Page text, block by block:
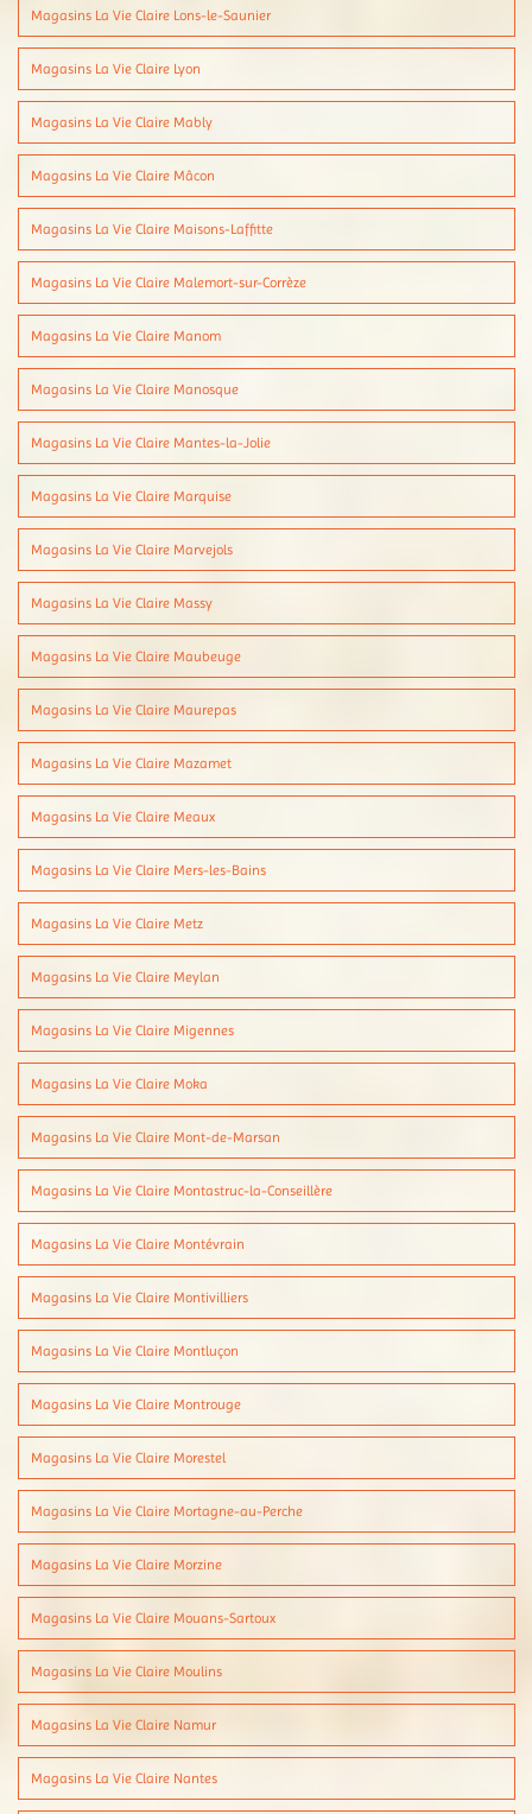
Magasins La Vie Claire Lons-le-Saunier
Magasins La Vie Claire Lyon
Magasins La Vie Claire Mably
Magasins La Vie Claire Mâcon
Magasins La Vie Claire Maisons-Laffitte
Magasins La Vie Claire Malemort-sur-Corrèze
Magasins La Vie Claire Manom
Magasins La Vie Claire Manosque
Magasins La Vie Claire Mantes-la-Jolie
Magasins La Vie Claire Marquise
Magasins La Vie Claire Marvejols
Magasins La Vie Claire Massy
Magasins La Vie Claire Maubeuge
Magasins La Vie Claire Maurepas
Magasins La Vie Claire Mazamet
Magasins La Vie Claire Meaux
Magasins La Vie Claire Mers-les-Bains
Magasins La Vie Claire Metz
Magasins La Vie Claire Meylan
Magasins La Vie Claire Migennes
Magasins La Vie Claire Moka
Magasins La Vie Claire Mont-de-Marsan
Magasins La Vie Claire Montastruc-la-Conseillère
Magasins La Vie Claire Montévrain
Magasins La Vie Claire Montivilliers
Magasins La Vie Claire Montluçon
Magasins La Vie Claire Montrouge
Magasins La Vie Claire Morestel
Magasins La Vie Claire Mortagne-au-Perche
Magasins La Vie Claire Morzine
Magasins La Vie Claire Mouans-Sartoux
Magasins La Vie Claire Moulins
Magasins La Vie Claire Namur
Magasins La Vie Claire Nantes